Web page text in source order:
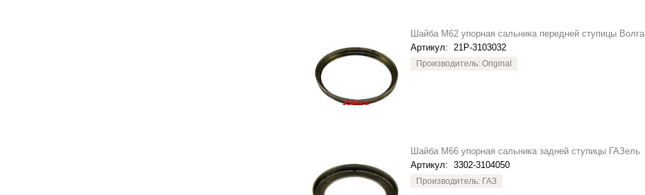
Шайба М62 упорная сальника передней ступицы Волга
Артикул: 21Р-3103032
Производитель: Original
Шайба М66 упорная сальника задней ступицы ГАЗель
Артикул: 3302-3104050
Производитель: ГАЗ